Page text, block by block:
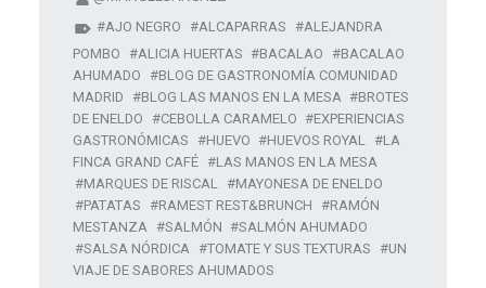
AJO NEGRO
ALCAPARRAS
ALEJANDRA
POMBO
ALICIA HUERTAS BACALAO
BACALAO
AHUMADO
BLOG DE GASTRONOMÍA COMUNIDAD
MADRID
BLOG LAS MANOS EN LA MESA
BROTES
DE ENELDO
CEBOLLA CARAMELO
EXPERIENCIAS
GASTRONÓMICAS
HUEVO HUEVOS ROYAL
LA
FINCA GRAND CAFÉ
LAS MANOS EN LA MESA
MARQUES DE RISCAL
MAYONESA DE ENELDO
PATATAS
RAMEST REST&BRUNCH
RAMÓN
MESTANZA
SALMÓN
SALMÓN AHUMADO
SALSA NÓRDICA
TOMATE Y SUS TEXTURAS
UN
VIAJE DE SABORES AHUMADOS